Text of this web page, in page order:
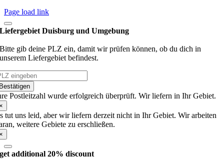
Page load link
Liefergebiet Duisburg und Umgebung
Bitte gib deine PLZ ein, damit wir prüfen können, ob du dich in
unserem Liefergebiet befindest.
Postleitzahl wurde erfolgreich überprüft. Wir liefern in Ihr Gebiet.
tut uns leid, aber wir liefern derzeit nicht in Ihr Gebiet. Wir arbeiten
weitere Gebiete zu erschließen.
get additional 20% discount